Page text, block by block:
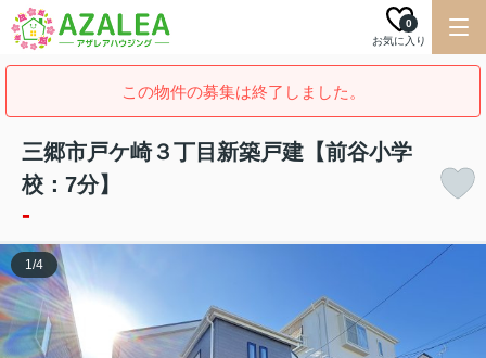
お気に入り
0
この物件の募集は終了しました。
三郷市戸ケ崎３丁目新築戸建【前谷小学
校：7分】
-
1/4